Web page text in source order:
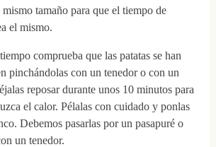
mismo tamaño para que el tiempo de
el mismo.
comprueba que las patatas se han
pinchándolas con un tenedor o con un
reposar durante unos 10 minutos para
el calor. Pélalas con cuidado y ponlas
Debemos pasarlas por un pasapuré o
un tenedor.